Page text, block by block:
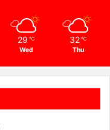
29 ℃
Wed
32 ℃
Thu